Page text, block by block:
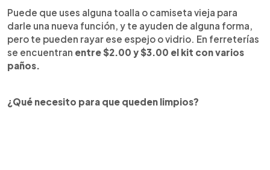
Puede que uses alguna toalla o camiseta vieja para
darle una nueva función, y te ayuden de alguna forma,
pero te pueden rayar ese espejo o vidrio. En ferreterías
se encuentran entre $2.00 y $3.00 el kit con varios
paños.
¿Qué necesito para que queden limpios?